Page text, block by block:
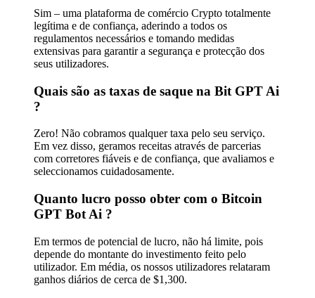
Sim – uma plataforma de comércio Crypto totalmente
legítima e de confiança, aderindo a todos os
regulamentos necessários e tomando medidas
extensivas para garantir a segurança e protecção dos
seus utilizadores.
Quais são as taxas de saque na Bit GPT Ai
?
Zero! Não cobramos qualquer taxa pelo seu serviço.
Em vez disso, geramos receitas através de parcerias
com corretores fiáveis e de confiança, que avaliamos e
seleccionamos cuidadosamente.
Quanto lucro posso obter com o Bitcoin
GPT Bot Ai ?
Em termos de potencial de lucro, não há limite, pois
depende do montante do investimento feito pelo
utilizador. Em média, os nossos utilizadores relataram
ganhos diários de cerca de $1,300.